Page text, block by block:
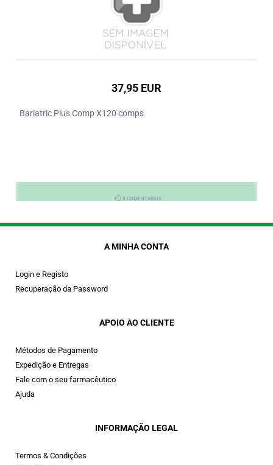
37,95 EUR
Bariatric Plus Comp X120 comps
0 COMENTÁRIOS
A MINHA CONTA
Login e Registo
Recuperação da Password
APOIO AO CLIENTE
Métodos de Pagamento
Expedição e Entregas
Fale com o seu farmacêutico
Ajuda
INFORMAÇÃO LEGAL
Termos & Condições